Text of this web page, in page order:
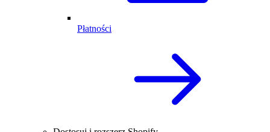
Płatności